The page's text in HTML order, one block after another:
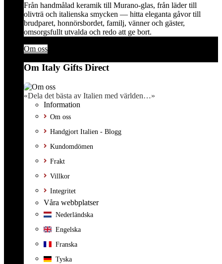
Från handmålad keramik till Murano-glas, från läder till
olivträ och italienska smycken — hitta eleganta gåvor till
brudparet, honnörsbordet, familj, vänner och gäster,
omsorgsfullt utvalda och redo att ge bort.
Om oss
Om Italy Gifts Direct
«Dela det bästa av Italien med världen…»
Information
Om oss
Handgjort Italien - Blogg
Kundomdömen
Frakt
Villkor
Integritet
Våra webbplatser
Nederländska
Engelska
Franska
Tyska